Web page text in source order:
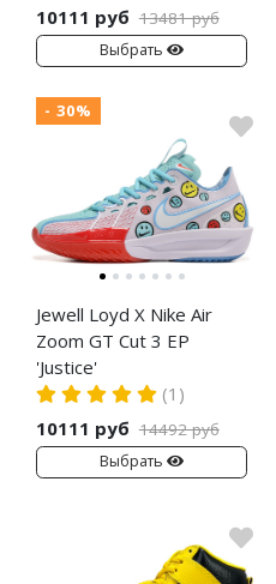
10111 руб 13481 руб
Выбрать
- 30%
Jewell Loyd X Nike Air
Zoom GT Cut 3 EP
'Justice'
(1)
10111 руб 14492 руб
Выбрать